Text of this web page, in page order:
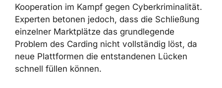
Kooperation im Kampf gegen Cyberkriminalität.
Experten betonen jedoch, dass die Schließung
einzelner Marktplätze das grundlegende
Problem des Carding nicht vollständig löst, da
neue Plattformen die entstandenen Lücken
schnell füllen können.